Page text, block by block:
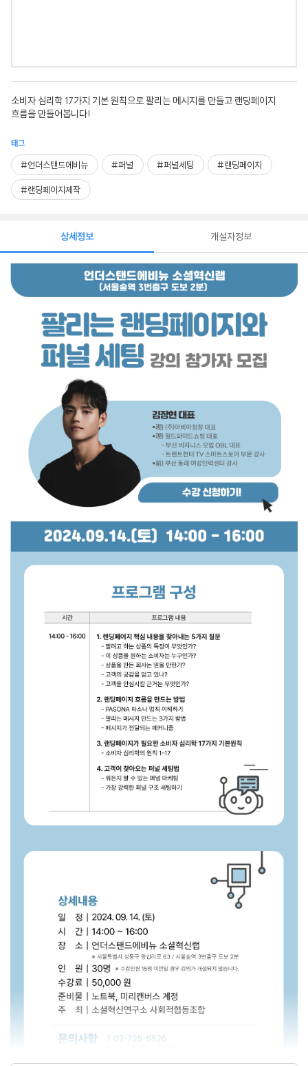
소비자 심리학 17가지 기본 원칙으로 팔리는 메시지를 만들고 랜딩페이지
흐름을 만들어봅니다!
태그
#언더스탠드에비뉴 #퍼널 #퍼널세팅 #랜딩페이지
#랜딩페이지제작
상세정보 개설자정보